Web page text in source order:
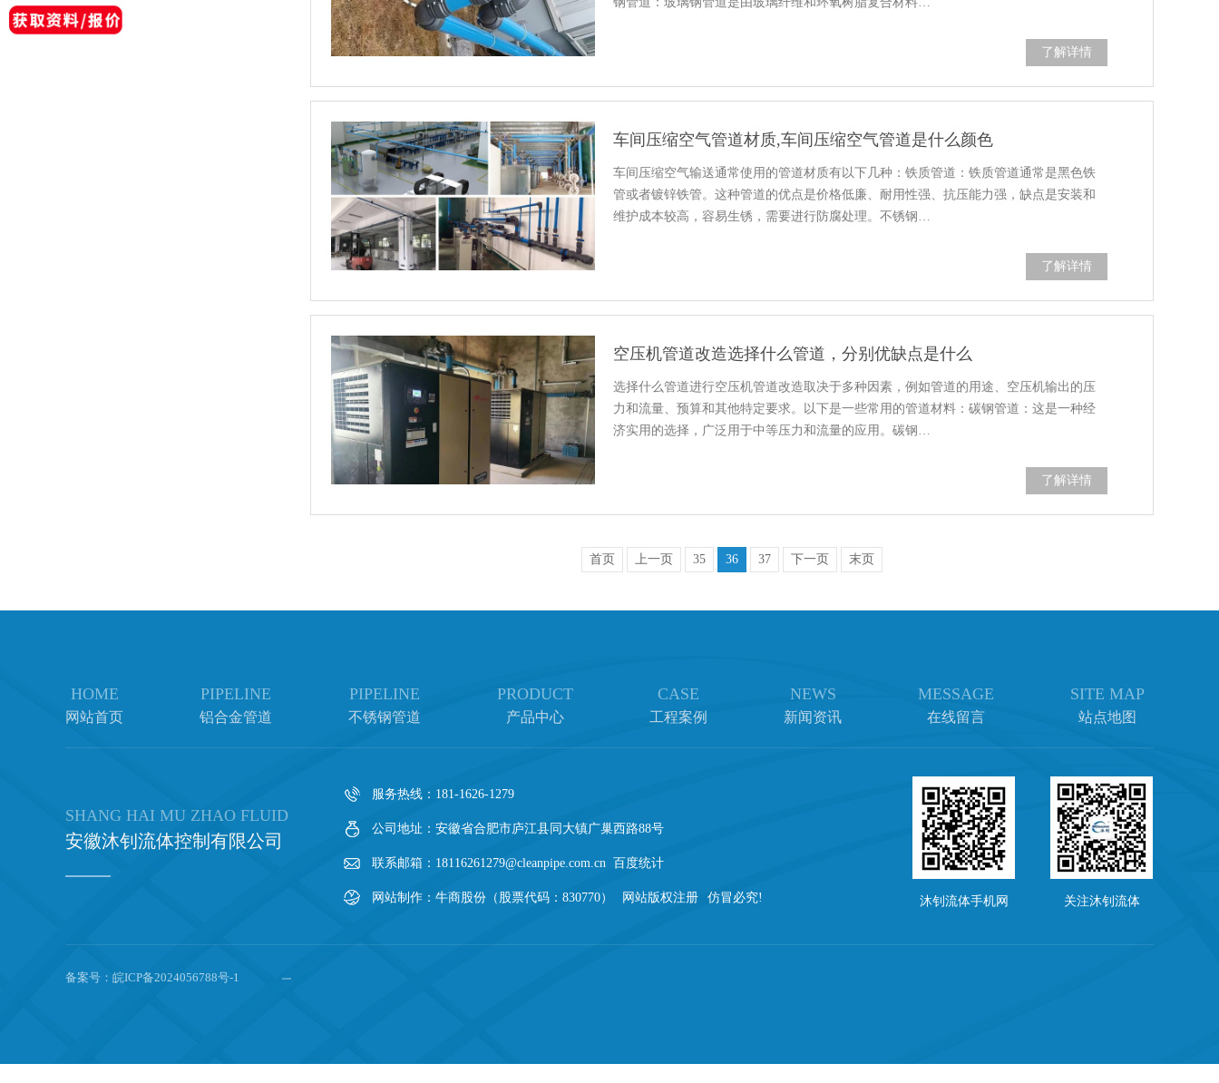
了解详情
车间压缩空气管道材质,车间压缩空气管道是什么颜色
车间压缩空气输送通常使用的管道材质有以下几种：铁质管道：铁质管道通常是黑色铁
管或者镀锌铁管。这种管道的优点是价格低廉、耐用性强、抗压能力强，缺点是安装和
维护成本较高，容易生锈，需要进行防腐处理。不锈钢…
了解详情
空压机管道改造选择什么管道，分别优缺点是什么
选择什么管道进行空压机管道改造取决于多种因素，例如管道的用途、空压机输出的压
力和流量、预算和其他特定要求。以下是一些常用的管道材料：碳钢管道：这是一种经
济实用的选择，广泛用于中等压力和流量的应用。碳钢…
了解详情
首页 上一页 35 36 37 下一页 末页
HOME
网站首页
PIPELINE
铝合金管道
PIPELINE
不锈钢管道
PRODUCT
产品中心
CASE
工程案例
NEWS
新闻资讯
MESSAGE
在线留言
SITE MAP
站点地图
SHANG HAI MU ZHAO FLUID
安徽沐钊流体控制有限公司
服务热线：181-1626-1279
公司地址：安徽省合肥市庐江县同大镇广巢西路88号
联系邮箱：18116261279@cleanpipe.com.cn 百度统计
网站制作： 牛商股份（股票代码：830770） 网站版权注册 仿冒必究! 沐钊流体手机网 关注沐钊流体
备案号： 皖ICP备2024056788号-1